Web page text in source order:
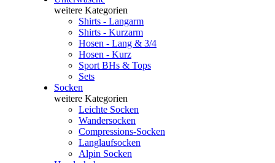
weitere Kategorien
Shirts - Langarm
Shirts - Kurzarm
Hosen - Lang & 3/4
Hosen - Kurz
Sport BHs & Tops
Sets
Socken
weitere Kategorien
Leichte Socken
Wandersocken
Compressions-Socken
Langlaufsocken
Alpin Socken